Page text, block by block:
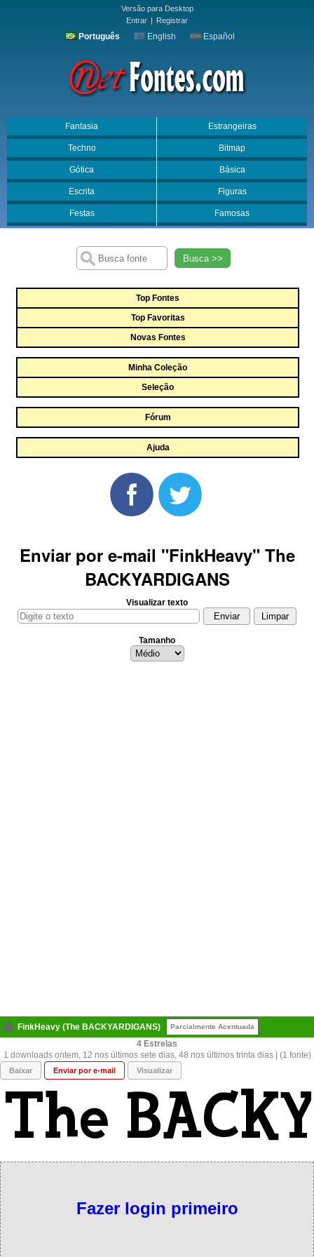
Versão para Desktop
Entrar | Registrar
Português English Español
Fantasia Estrangeiras
Techno Bitmap
Gótica Básica
Escrita Figuras
Festas Famosas
Busca >>
Top Fontes
Top Favoritas
Novas Fontes
Minha Coleção
Seleção
Fórum
Ajuda
Enviar por e-mail "FinkHeavy" The
BACKYARDIGANS
Visualizar texto
Tamanho
FinkHeavy (The BACKYARDIGANS) Parcialmente Acentuada
4
1 downloads ontem, 12 nos últimos sete dias, 48 nos últimos trinta dias | (1 fonte)
Baixar Enviar por e-mail Visualizar
Fazer login primeiro